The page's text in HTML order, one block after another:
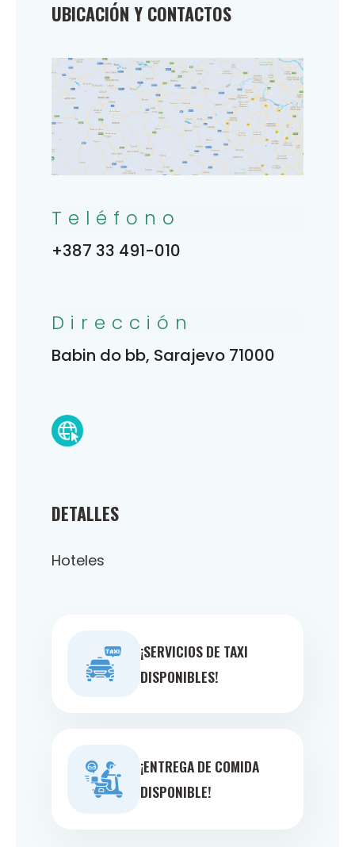
DETALLES
Hoteles
¡SERVICIOS DE TAXI
DISPONIBLES!
¡ENTREGA DE COMIDA
DISPONIBLE!
UBICACIÓN Y CONTACTOS
Teléfono
+387 33 491-010
Dirección
Babin do bb, Sarajevo 71000